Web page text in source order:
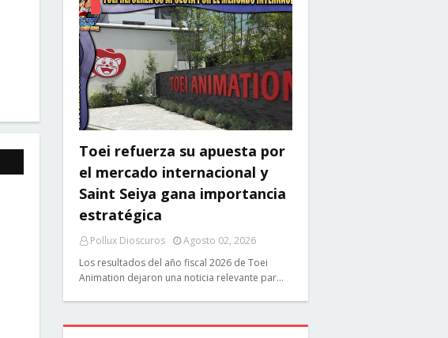
Toei refuerza su apuesta por
el mercado internacional y
Saint Seiya gana importancia
estratégica
Pollux Dioscuros
Agosto 02, 2026
Los resultados del año fiscal 2026 de Toei
Animation dejaron una noticia relevante par…